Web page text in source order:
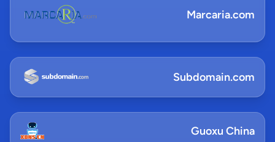
Marcaria.com
Subdomain.com
Guoxu China